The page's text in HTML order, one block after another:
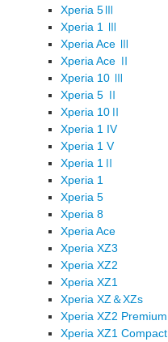
Xperia 5Ⅲ
Xperia 1 Ⅲ
Xperia Ace Ⅲ
Xperia Ace Ⅱ
Xperia 10 Ⅲ
Xperia 5 Ⅱ
Xperia 10Ⅱ
Xperia 1 IV
Xperia 1 V
Xperia 1Ⅱ
Xperia 1
Xperia 5
Xperia 8
Xperia Ace
Xperia XZ3
Xperia XZ2
Xperia XZ1
Xperia XZ＆XZs
Xperia XZ2 Premium
Xperia XZ1 Compact